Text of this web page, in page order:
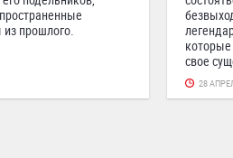
прошлого.
которые
свое
28